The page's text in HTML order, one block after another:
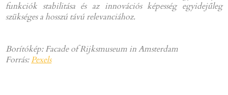
funkciók stabilitása és az innovációs képesség egyidejűleg
szükséges a hosszú távú relevanciához.
Borítókép: Facade of Rijksmuseum in Amsterdam
Forrás:Pexels